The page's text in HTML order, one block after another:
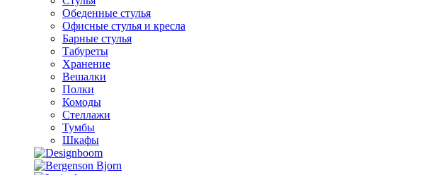
Обеденные стулья
Офисные стулья и кресла
Барные стулья
Табуреты
Хранение
Вешалки
Полки
Комоды
Стеллажи
Тумбы
Шкафы